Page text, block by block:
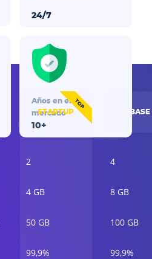
24/7
Años en el
mercado
10+
TOP
STARTUP
2
4 GB
50 GB
99,9%
BASE
4
8 GB
100 GB
99,9%